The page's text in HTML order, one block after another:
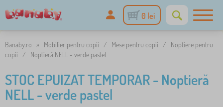
0 lei
Banaby.ro » Mobilier pentru copii / Mese pentru copii /
Noptiere pentru
copii
/ Noptieră NELL - verde pastel
STOC EPUIZAT TEMPORAR - Noptieră
NELL - verde pastel